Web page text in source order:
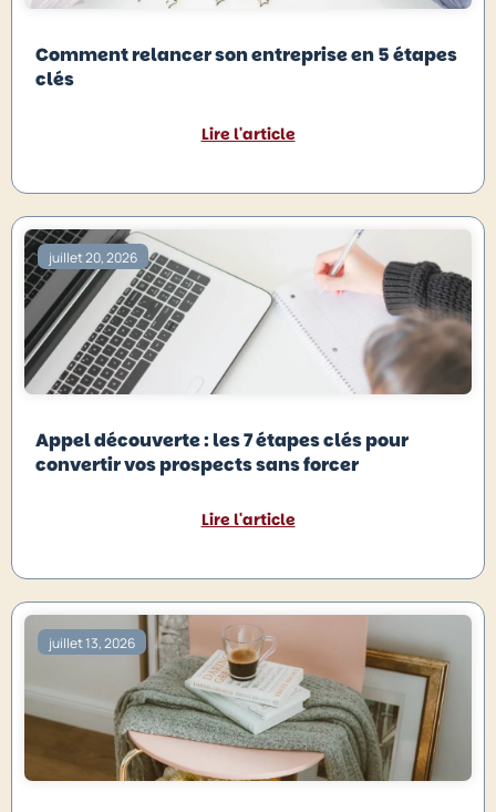
Comment relancer son entreprise en 5 étapes
clés
Lire l'article
juillet 20, 2026
Appel découverte : les 7 étapes clés pour
convertir vos prospects sans forcer
Lire l'article
juillet 13, 2026